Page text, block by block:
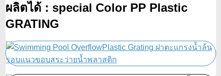
ผลิตได้ : special Color PP Plastic
GRATING